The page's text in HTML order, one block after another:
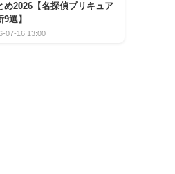
め2026【名探偵プリキュア
選】
07-16 13:00